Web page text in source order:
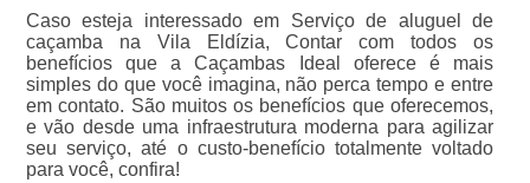
Caso esteja interessado em Serviço de aluguel de
caçamba na Vila Eldízia, Contar com todos os
benefícios que a Caçambas Ideal oferece é mais
simples do que você imagina, não perca tempo e entre
em contato. São muitos os benefícios que oferecemos,
e vão desde uma infraestrutura moderna para agilizar
seu serviço, até o custo-benefício totalmente voltado
para você, confira!